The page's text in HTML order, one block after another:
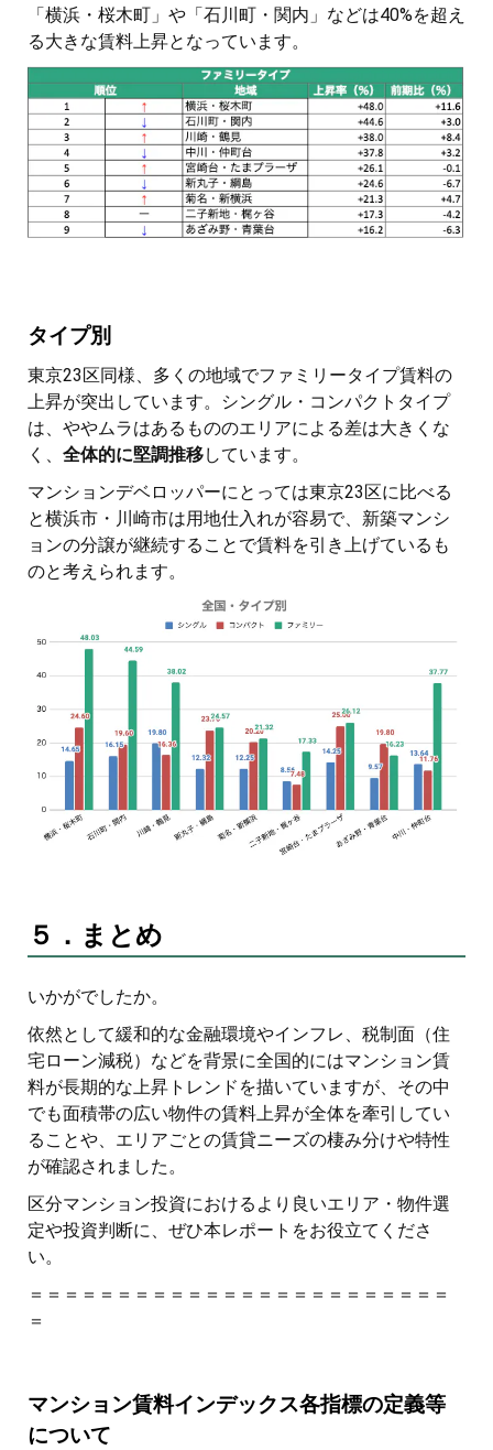
「横浜・桜木町」や「石川町・関内」などは40%を超え
る大きな賃料上昇となっています。
タイプ別
東京23区同様、多くの地域でファミリータイプ賃料の
上昇が突出しています。シングル・コンパクトタイプ
は、ややムラはあるもののエリアによる差は大きくな
く、 全体的に堅調推移しています。
マンションデベロッパーにとっては東京23区に比べる
と横浜市・川崎市は用地仕入れが容易で、新築マンシ
ョンの分譲が継続することで賃料を引き上げているも
のと考えられます。
５．まとめ
いかがでしたか。
依然として緩和的な金融環境やインフレ、税制面（住
宅ローン減税）などを背景に全国的にはマンション賃
料が長期的な上昇トレンドを描いていますが、その中
でも面積帯の広い物件の賃料上昇が全体を牽引してい
ることや、エリアごとの賃貸ニーズの棲み分けや特性
が確認されました。
区分マンション投資におけるより良いエリア・物件選
定や投資判断に、ぜひ本レポートをお役立てくださ
い。
＝＝＝＝＝＝＝＝＝＝＝＝＝＝＝＝＝＝＝＝＝＝＝＝
＝
マンション賃料インデックス各指標の定義等
について